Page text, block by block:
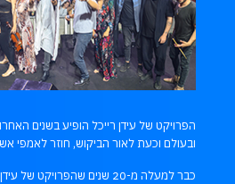
הפרויקט של עידן רייכל הופיע בשנים
ובעולם וכעת לאור הביקוש, חוזר לאמפי
כבר למעלה מ-20 שנים